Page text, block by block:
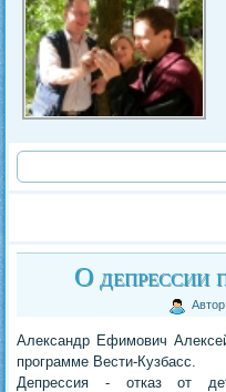
О депрессии
Автор:
Александр Ефимович
программе Вести-Кузбасс.
Депрессия - отказ от